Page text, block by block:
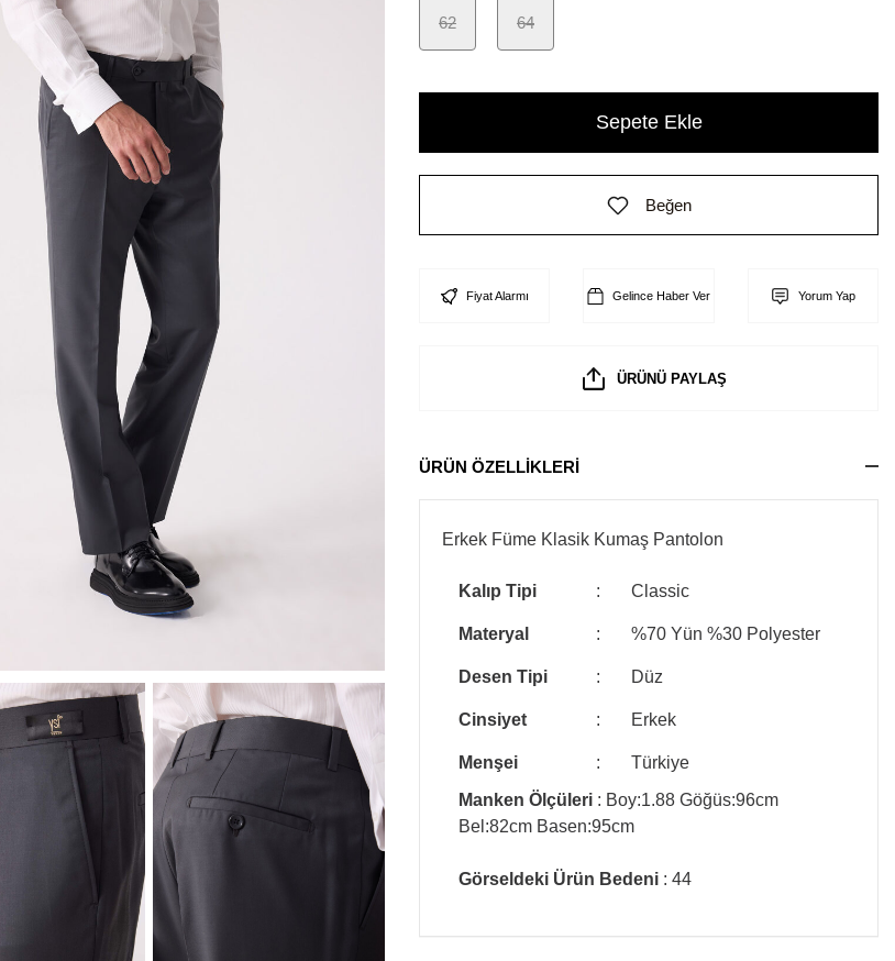
62 64
Sepete Ekle
Beğen
Fiyat Alarmı Gelince Haber Ver Yorum Yap
ÜRÜNÜ PAYLAŞ
ÜRÜN ÖZELLİKLERİ
Erkek Füme Klasik Kumaş Pantolon
Kalıp Tipi : Classic
Materyal : %70 Yün %30 Polyester
Desen Tipi : Düz
Cinsiyet : Erkek
Menşei :
Türkiye
Manken Ölçüleri : Boy:1.88 Göğüs:96cm
Bel:82cm Basen:95cm
Görseldeki Ürün Bedeni : 44